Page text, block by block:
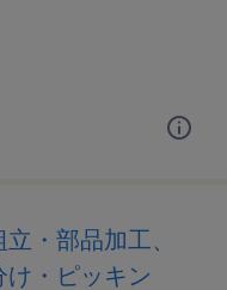
・部品加工、
・ピッキン